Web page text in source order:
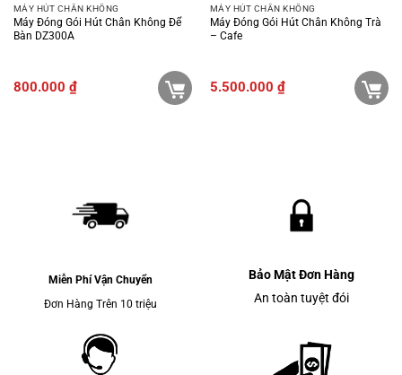
MÁY HÚT CHÂN KHÔNG
Máy Đóng Gói Hút Chân Không Để
Bàn DZ300A
800.000 ₫
MÁY HÚT CHÂN KHÔNG
Máy Đóng Gói Hút Chân Không Trà
– Cafe
5.500.000 ₫
Miễn Phí Vận Chuyển
Đơn Hàng Trên 10 triệu
Bảo Mật Đơn Hàng
An toàn tuyệt đói